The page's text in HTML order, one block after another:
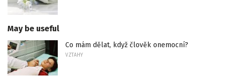
May be useful
Co mám dělat, když člověk onemocní?
VZTAHY